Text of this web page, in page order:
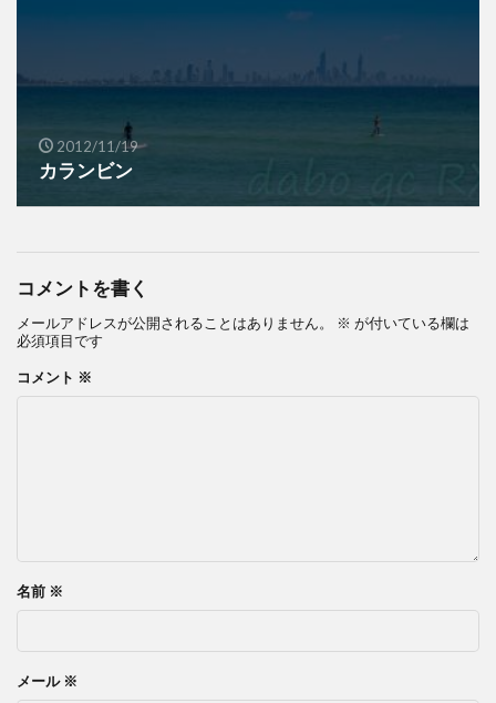
2012/11/19
カランビン
コメントを書く
メールアドレスが公開されることはありません。 ※ が付いている欄は
必須項目です
コメント ※
名前 ※
メール ※